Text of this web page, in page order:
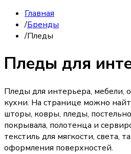
Главная
/Бренды
/Пледы
Пледы для
Пледы для интерьера, мебели,
кухни. На странице можно
шторы, ковры, пледы,
покрывала, полотенца и
текстиль для мягкости, света,
оформления поверхностей.